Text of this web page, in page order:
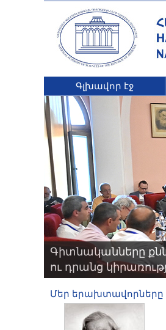
Գլխավոր էջ
Գիտնականները
ու դրանց
Մեր երախտավորները